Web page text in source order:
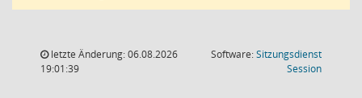
letzte Änderung: 06.08.2026
19:01:39
Software:Sitzungsdienst
Session(Wird in